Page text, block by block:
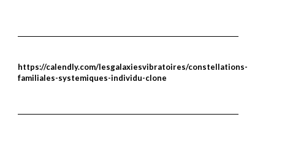
https://calendly.com/lesgalaxiesvibratoires/constellations-
familiales-systemiques-individu-clone